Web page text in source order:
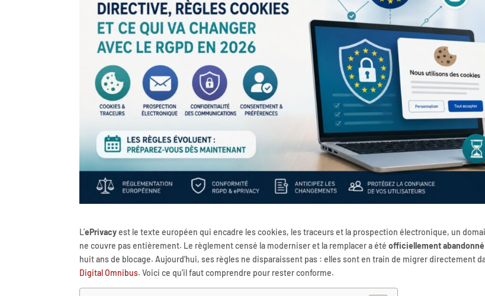
L’ePrivacyest le texte européen qui encadre les cookies, les traceurs et la prospection électronique, un
ne couvre pas entièrement. Le règlement censé la moderniser et la remplacer a étéofficiellement
huit ans de blocage. Aujourd’hui, ses règles ne disparaissent pas : elles sont en train de migrer directement
Digital Omnibus. Voici ce qu’il faut comprendre pour rester conforme.